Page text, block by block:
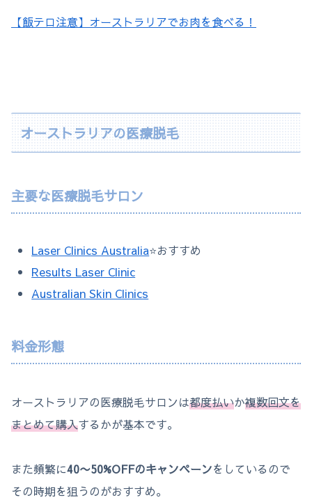
【飯テロ注意】オーストラリアでお肉を食べる！
オーストラリアの医療脱毛
主要な医療脱毛サロン
Laser Clinics Australia⭐️おすすめ
Results Laser Clinic
Australian Skin Clinics
料金形態
オーストラリアの医療脱毛サロンは都度払いか複数回文を
まとめて購入するかが基本です。
また頻繁に40〜50%OFFのキャンペーンをしているので
その時期を狙うのがおすすめ。